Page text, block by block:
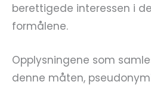
berettigede interessen i
formålene.
Opplysningene som
denne måten,